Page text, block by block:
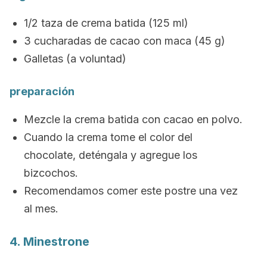
1/2 taza de crema batida (125 ml)
3 cucharadas de cacao con maca (45 g)
Galletas (a voluntad)
preparación
Mezcle la crema batida con cacao en polvo.
Cuando la crema tome el color del
chocolate, deténgala y agregue los
bizcochos.
Recomendamos comer este postre una vez
al mes.
4. Minestrone